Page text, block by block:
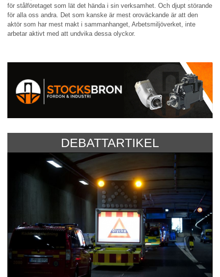
för stålföretaget som lät det hända i sin verksamhet. Och djupt störande
för alla oss andra. Det som kanske är mest oroväckande är att den
aktör som har mest makt i sammanhanget, Arbetsmiljöverket, inte
arbetar aktivt med att undvika dessa olyckor.
DEBATTARTIKEL